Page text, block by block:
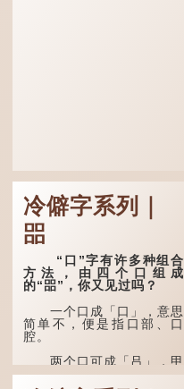
冷僻字系列｜
㗊
“口”字有许多种组合
方法，由四个口组成
的“㗊”，你又见过吗？
一个口成「口」，意思
简单不，便是指口部、口
腔。
两个口可成「吕」，甲
骨文字形，象脊骨形，本义